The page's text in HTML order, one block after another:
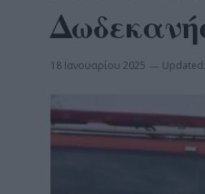
18 Ιανουαρίου 2025 Updated: